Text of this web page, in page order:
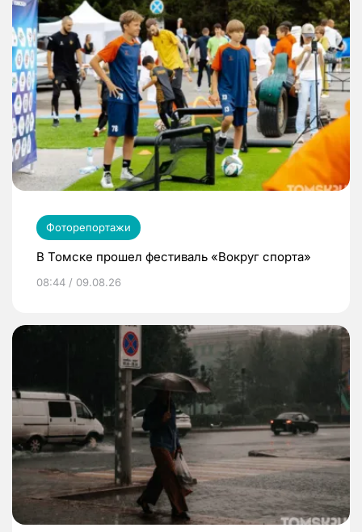
Фоторепортажи
В Томске прошел фестиваль «Вокруг спорта»
08:44 / 09.08.26